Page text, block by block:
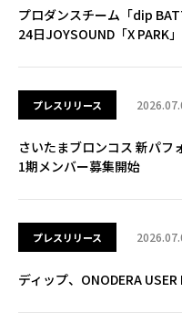
プロダンスチーム「dip
24日JOYSOUND「X PARK
プレスリリース
さいたまブロンコス 新パ
1期メンバー募集開始
プレスリリース
ディップ、ONODERA